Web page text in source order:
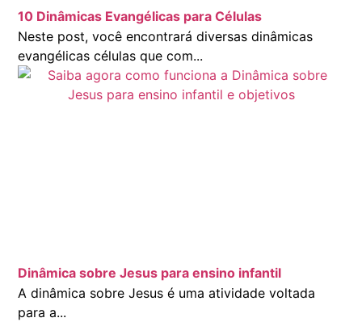
10 Dinâmicas Evangélicas para Células
Neste post, você encontrará diversas dinâmicas
evangélicas células que com...
Dinâmica sobre Jesus para ensino infantil
A dinâmica sobre Jesus é uma atividade voltada
para a...